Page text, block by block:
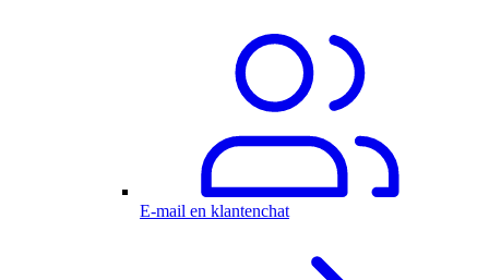
E-mail en klantenchat